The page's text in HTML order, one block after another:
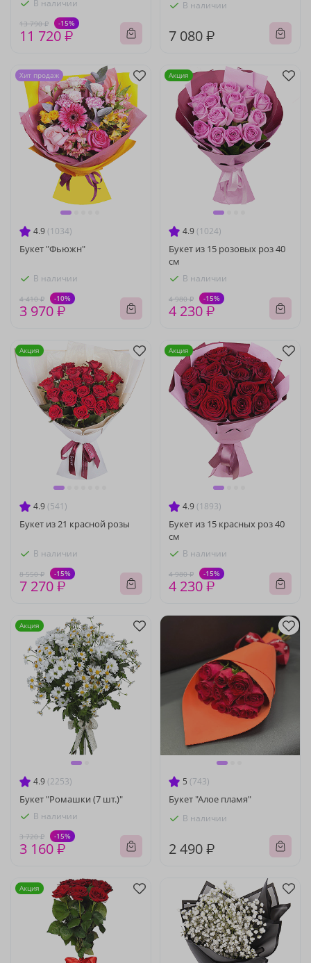
В наличии
13 790 ₽ -15%
11 720 ₽
В наличии
7 080 ₽
4.9 (1034)
Букет "Фьюжн"
В наличии
4 410 ₽ -10%
3 970 ₽
Хит продаж
4.9 (1024)
Букет из 15 розовых роз 40
см
В наличии
4 980 ₽ -15%
4 230 ₽
Акция
4.9 (541)
Букет из 21 красной розы
В наличии
8 550 ₽ -15%
7 270 ₽
Акция
4.9 (1893)
Букет из 15 красных роз 40
см
В наличии
4 980 ₽ -15%
4 230 ₽
Акция
4.9 (2253)
Букет "Ромашки (7 шт.)"
В наличии
3 720 ₽ -15%
3 160 ₽
Акция
5 (743)
Букет "Алое пламя"
В наличии
2 490 ₽
Акция